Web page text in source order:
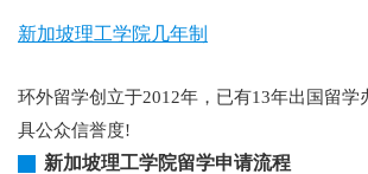
新加坡理工学院几年制
环外留学创立于2012年，已有13年出国留
具公众信誉度!
新加坡理工学院留学申请流程